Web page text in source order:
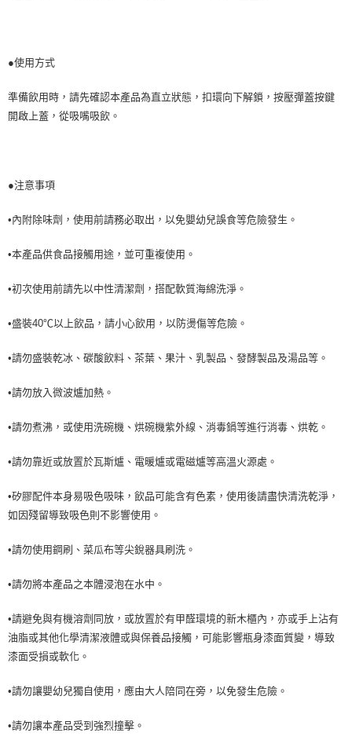
●使用方式
準備飲用時，請先確認本產品為直立狀態，扣環向下解鎖，按壓彈蓋按鍵
開啟上蓋，從吸嘴吸飲。
●注意事項
•內附除味劑，使用前請務必取出，以免嬰幼兒誤食等危險發生。
•本產品供食品接觸用途，並可重複使用。
•初次使用前請先以中性清潔劑，搭配軟質海綿洗淨。
•盛裝40℃以上飲品，請小心飲用，以防燙傷等危險。
•請勿盛裝乾冰、碳酸飲料、茶葉、果汁、乳製品、發酵製品及湯品等。
•請勿放入微波爐加熱。
•請勿煮沸，或使用洗碗機、烘碗機紫外線、消毒鍋等進行消毒、烘乾。
•請勿靠近或放置於瓦斯爐、電暖爐或電磁爐等高溫火源處。
•矽膠配件本身易吸色吸味，飲品可能含有色素，使用後請盡快清洗乾淨，
如因殘留導致吸色則不影響使用。
•請勿使用鋼刷、菜瓜布等尖銳器具刷洗。
•請勿將本產品之本體浸泡在水中。
•請避免與有機溶劑同放，或放置於有甲醛環境的新木櫃內，亦或手上沾有
油脂或其他化學清潔液體或與保養品接觸，可能影響瓶身漆面質變，導致
漆面受損或軟化。
•請勿讓嬰幼兒獨自使用，應由大人陪同在旁，以免發生危險。
•請勿讓本產品受到強烈撞擊。